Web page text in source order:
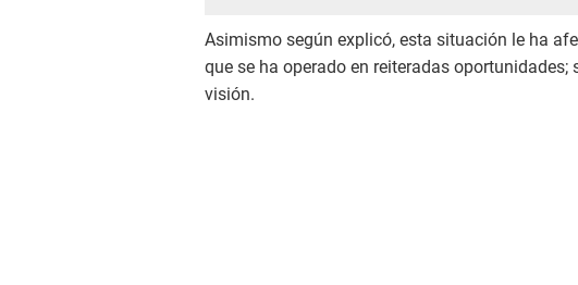
Asimismo según explicó, esta situación le ha
que se ha operado en reiteradas
visión.